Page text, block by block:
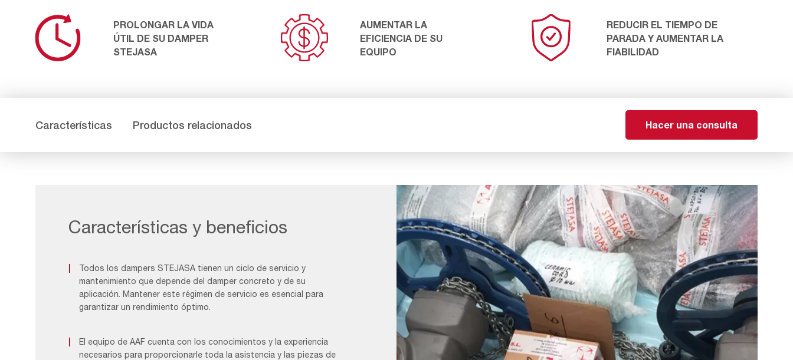
PROLONGAR LA VIDA
ÚTIL DE SU DAMPER
STEJASA
AUMENTAR LA
EFICIENCIA DE SU
EQUIPO
REDUCIR EL TIEMPO DE
PARADA Y AUMENTAR LA
FIABILIDAD
Características Productos relacionados Hacer una consulta
Características y beneficios
Todos los dampers STEJASA tienen un ciclo de servicio y
mantenimiento que depende del damper concreto y de su
aplicación. Mantener este régimen de servicio es esencial para
garantizar un rendimiento óptimo.
El equipo de AAF cuenta con los conocimientos y la experiencia
necesarios para proporcionarle toda la asistencia y las piezas de